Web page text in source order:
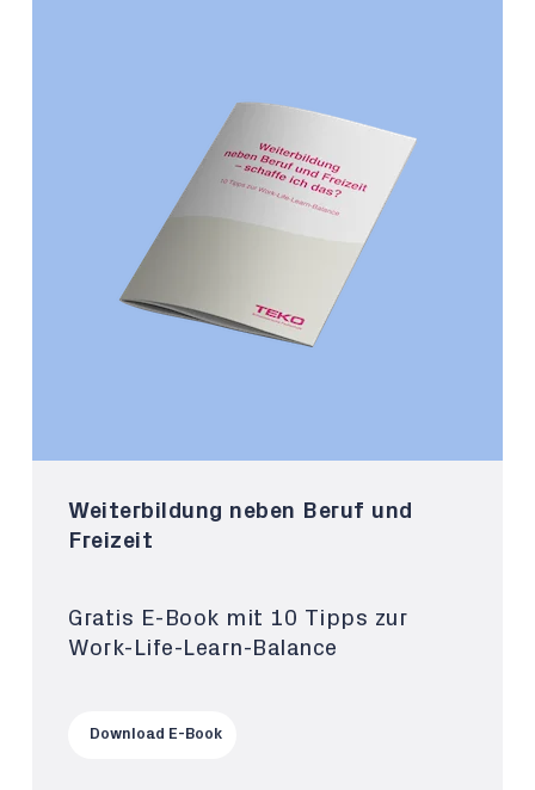
Weiterbildung neben Beruf und
Freizeit
Gratis E-Book mit 10 Tipps zur
Work-Life-Learn-Balance
Download E-Book